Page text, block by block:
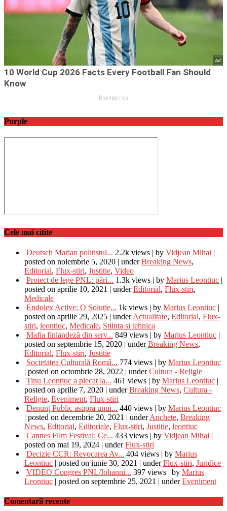
Purple
Cele mai citite
Deutsch Marian polițistul... 2.2k views | by Vidjean Mihai |
posted on noiembrie 5, 2020 | underBreaking News,
Editorial, Flux-stiri, Justitie, Video
Proiect de lege PNL: pări... 1.3k views | by Marius Leontiuc |
posted on aprilie 10, 2021 | underEditorial, Flux-stiri,
Medicale
Endolex Active: O Soluție... 1k views | by Marius Leontiuc |
posted on aprilie 29, 2025 | underActualitate, Editorial, Flux-
stiri, leontiuc, Medicale, Stiinta si tehnica
Mafia finlandeză din serv... 849 views | by Marius Leontiuc |
posted on septembrie 15, 2020 | underBreaking News,
Editorial, Flux-stiri, Justitie
Societatea Culturală Româ... 774 views | by Marius Leontiuc
| posted on octombrie 28, 2022 | underCultura - Religie
Tinu Leontiuc a plecat la... 461 views | by Marius Leontiuc |
posted on aprilie 7, 2020 | underBreaking News, Cultura -
Religie, Eveniment, Flux-stiri
Denunț Public asupra unui... 440 views | by Marius Leontiuc
| posted on decembrie 20, 2021 | underAnchete, Breaking
News, Editorial, Editoriale, Flux-stiri, Justitie, leontiuc
Cannes Film Festival: Ce... 433 views | by Vidjean Mihai |
posted on mai 19, 2024 | underFlux-stiri
Decizie CCR: Revocarea Av... 404 views | by Marius
Leontiuc | posted on iunie 30, 2021 | underFlux-stiri, Juridice
VIDEO Congres PNL/Iohanni... 397 views | by Marius
Leontiuc | posted on septembrie 25, 2021 | underEveniment
Comentarii recente